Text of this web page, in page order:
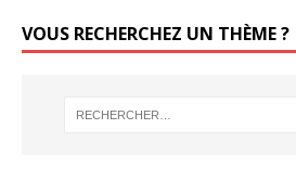
VOUS RECHERCHEZ UN THÈME ?